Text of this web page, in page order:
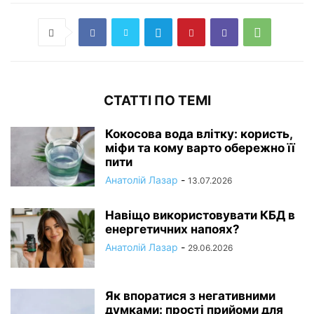
СТАТТІ ПО ТЕМІ
Кокосова вода влітку: користь,
міфи та кому варто обережно її
пити
Анатолій Лазар - 13.07.2026
Навіщо використовувати КБД в
енергетичних напоях?
Анатолій Лазар - 29.06.2026
Як впоратися з негативними
думками: прості прийоми для